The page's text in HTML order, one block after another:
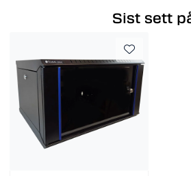
Sist sett